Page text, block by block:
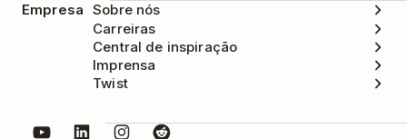
Empresa Sobre nós
Carreiras
Central de inspiração
Imprensa
Twist